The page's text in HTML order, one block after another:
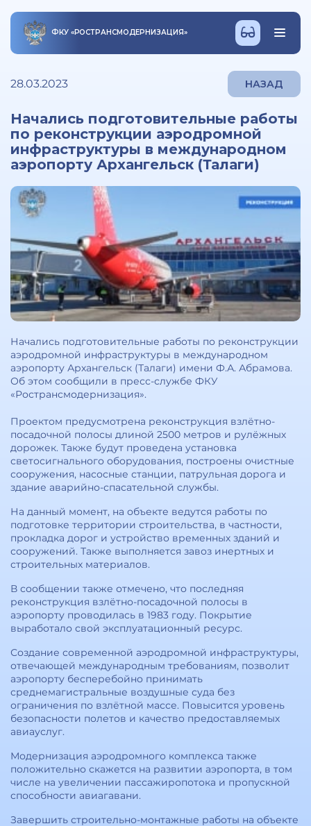
ФКУ «РОСТРАНСМОДЕРНИЗАЦИЯ»
28.03.2023 НАЗАД
Начались подготовительные работы
по реконструкции аэродромной
инфраструктуры в международном
аэропорту Архангельск (Талаги)
Начались подготовительные работы по реконструкции
аэродромной инфраструктуры в международном
аэропорту Архангельск (Талаги) имени Ф.А. Абрамова.
Об этом сообщили в пресс-службе ФКУ
«Ространсмодернизация».
Проектом предусмотрена реконструкция взлётно-
посадочной полосы длиной 2500 метров и рулёжных
дорожек. Также будут проведена установка
светосигнального оборудования, построены очистные
сооружения, насосные станции, патрульная дорога и
здание аварийно-спасательной службы.
На данный момент, на объекте ведутся работы по
подготовке территории строительства, в частности,
прокладка дорог и устройство временных зданий и
сооружений. Также выполняется завоз инертных и
строительных материалов.
В сообщении также отмечено, что последняя
реконструкция взлётно-посадочной полосы в
аэропорту проводилась в 1983 году. Покрытие
выработало свой эксплуатационный ресурс.
Создание современной аэродромной инфраструктуры,
отвечающей международным требованиям, позволит
аэропорту бесперебойно принимать
среднемагистральные воздушные суда без
ограничения по взлётной массе. Повысится уровень
безопасности полетов и качество предоставляемых
авиауслуг.
Модернизация аэродромного комплекса также
положительно скажется на развитии аэропорта, в том
числе на увеличении пассажиропотока и пропускной
способности авиагавани.
Завершить строительно-монтажные работы на объекте